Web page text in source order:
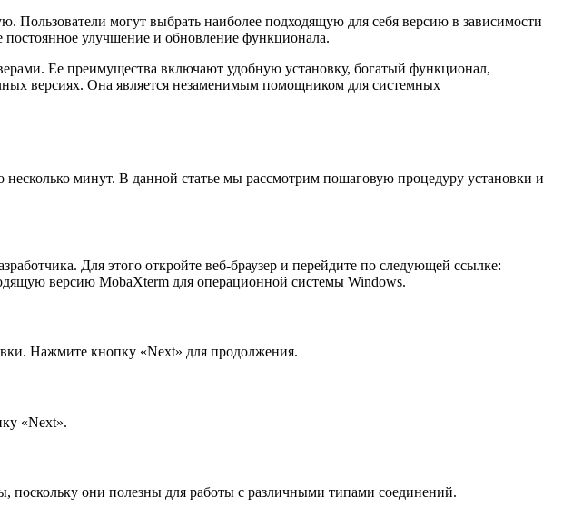
Пользователи могут выбрать наиболее подходящую для себя версию в зависимости
постоянное улучшение и обновление функционала.
Ее преимущества включают удобную установку, богатый функционал,
версиях. Она является незаменимым помощником для системных
минут. В данной статье мы рассмотрим пошаговую процедуру установки и
Для этого откройте веб-браузер и перейдите по следующей ссылке:
версию MobaXterm для операционной системы Windows.
Нажмите кнопку «Next» для продолжения.
«Next».
они полезны для работы с различными типами соединений.